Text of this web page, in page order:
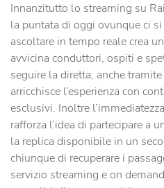
Innanzitutto lo streaming su
la puntata di oggi ovunque ci
ascoltare in tempo reale crea
avvicina conduttori, ospiti e
seguire la diretta, anche
arricchisce l’esperienza con
esclusivi. Inoltre
rafforza l’idea di partecipare a
la replica disponibile in un
chiunque di recuperare i
servizio streaming e on